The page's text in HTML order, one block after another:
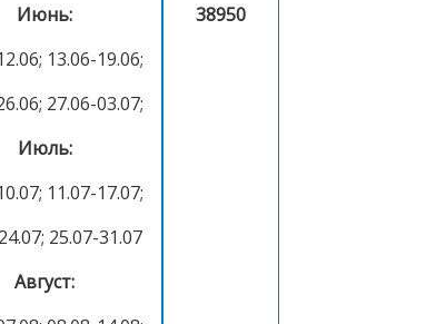
Июнь:
13.06-19.06;
27.06-03.07;
Июль:
11.07-17.07;
25.07-31.07
Август:
38950